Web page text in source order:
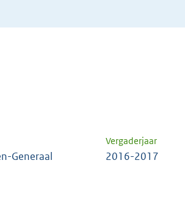
Vergaderjaar
Generaal 2016-2017